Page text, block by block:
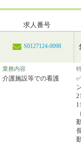
求人番号
S0127124-0098
業務内容
介護施設等での看護